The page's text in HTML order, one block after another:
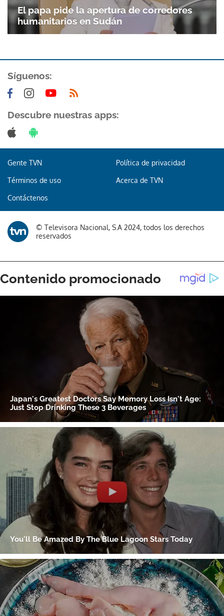
Gracias por suscribirte a nuestro boletín.
El papa pide la apertura de corredores
humanitarios en Sudán
Síguenos:
Descubre nuestras apps:
Gente TVN Política de privacidad
Términos de uso Acerca de TVN
Contáctenos
© Televisora Nacional, S.A 2024, todos los derechos
reservados